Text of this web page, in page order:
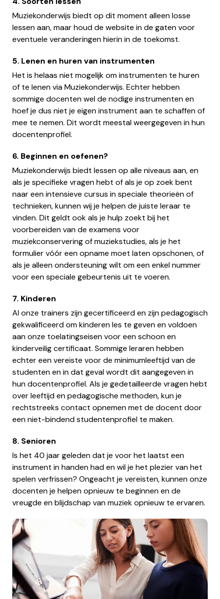
Muziekonderwijs biedt op dit moment alleen losse
lessen aan, maar houd de website in de gaten voor
eventuele veranderingen hierin in de toekomst.
5. Lenen en huren van instrumenten
Het is helaas niet mogelijk om instrumenten te huren
of te lenen via Muziekonderwijs. Echter hebben
sommige docenten wel de nodige instrumenten en
hoef je dus niet je eigen instrument aan te schaffen of
mee te nemen. Dit wordt meestal weergegeven in hun
docentenprofiel.
6. Beginnen en oefenen?
Muziekonderwijs biedt lessen op alle niveaus aan, en
als je specifieke vragen hebt of als je op zoek bent
naar een intensieve cursus in speciale theorieën of
technieken, kunnen wij je helpen de juiste leraar te
vinden. Dit geldt ook als je hulp zoekt bij het
voorbereiden van de examens voor
muziekconservering of muziekstudies, als je het
formulier vóór een opname moet laten opschonen, of
als je alleen ondersteuning wilt om een enkel nummer
voor een speciale gebeurtenis uit te voeren.
7. Kinderen
Al onze trainers zijn gecertificeerd en zijn pedagogisch
gekwalificeerd om kinderen les te geven en voldoen
aan onze toelatingseisen voor een schoon en
kinderveilig certificaat. Sommige leraren hebben
echter een vereiste voor de minimumleeftijd van de
studenten en in dat geval wordt dit aangegeven in
hun docentenprofiel. Als je gedetailleerde vragen hebt
over leeftijd en pedagogische methoden, kun je
rechtstreeks contact opnemen met de docent door
een niet-bindend studentenprofiel te maken.
8. Senioren
Is het 40 jaar geleden dat je voor het laatst een
instrument in handen had en wil je het plezier van het
spelen verfrissen? Ongeacht je vereisten, kunnen onze
docenten je helpen opnieuw te beginnen en de
vreugde en blijdschap van muziek opnieuw te ervaren.